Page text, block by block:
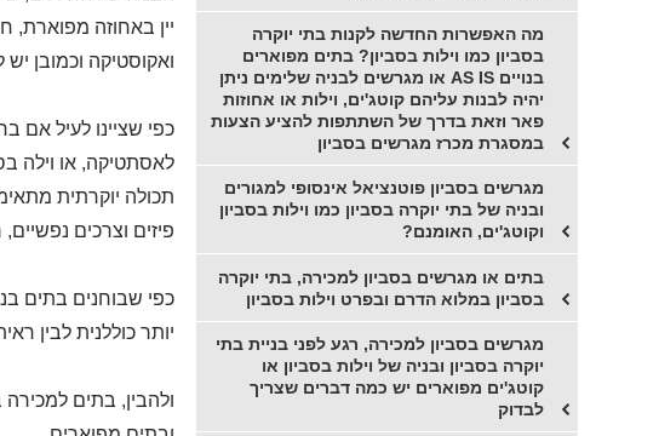
יין באחוזה מפוארת,
ואקוסטיקה וכמובן
כפי שציינו לעיל אם
לאסתטיקה, או וילה
תכולה יוקרתית
פיזים וצרכים נפשיים,
כפי שבוחנים בתים
יותר כוללנית לבין
ולהבין, בתים למכירה
מה האפשרות החדשה לקנות בתי יוקרה
בסביון כמו וילות בסביון? בתים מפוארים
בנויים AS IS או מגרשים לבניה שלימים ניתן
יהיה לבנות עליהם קוטג'ים, וילות או אחוזות
פאר וזאת בדרך של השתתפות להציע הצעות
במסגרת מכרז מגרשים בסביון
מגרשים בסביון פוטנציאל אינסופי למגורים
ובניה של בתי יוקרה בסביון כמו וילות בסביון
וקוטג'ים, האומנם?
בתים או מגרשים בסביון למכירה, בתי יוקרה
בסביון במלוא הדרם ובפרט וילות בסביון
מגרשים בסביון למכירה, רגע לפני בניית בתי
יוקרה בסביון ובניה של וילות בסביון או
קוטג'ים מפוארים יש כמה דברים שצריך
לבדוק